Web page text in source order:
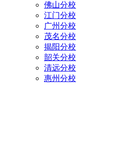
佛山分校
江门分校
广州分校
茂名分校
揭阳分校
韶关分校
清远分校
惠州分校